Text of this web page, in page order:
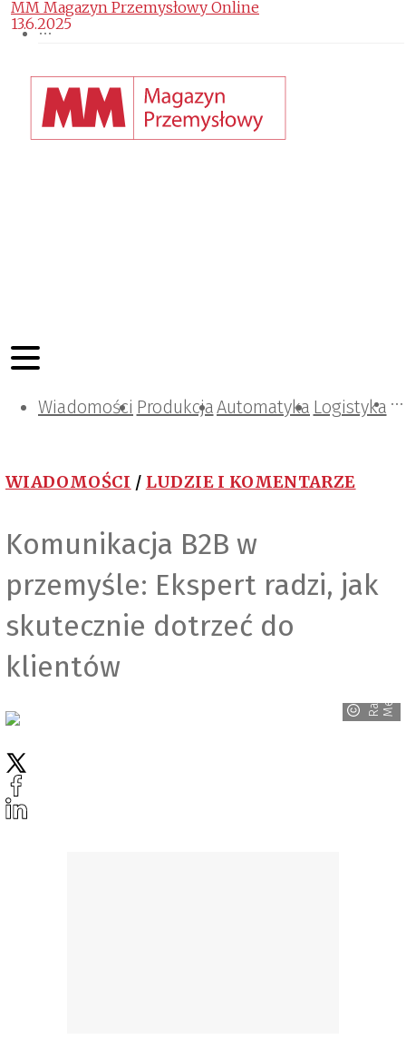
Wiadomości ProdukcjaAutomatyka Logistyka
Projektowanie i konstrukcje
Zarządzanie i IT
Tematy specjalne
WIADOMOŚCI / LUDZIE I KOMENTARZE
Komunikacja B2B w
przemyśle: Ekspert radzi, jak
skutecznie dotrzeć do
klientów
R
a
v
e
n
M
e
d
ia
MM Magazyn Przemysłowy Online
13.6.2025